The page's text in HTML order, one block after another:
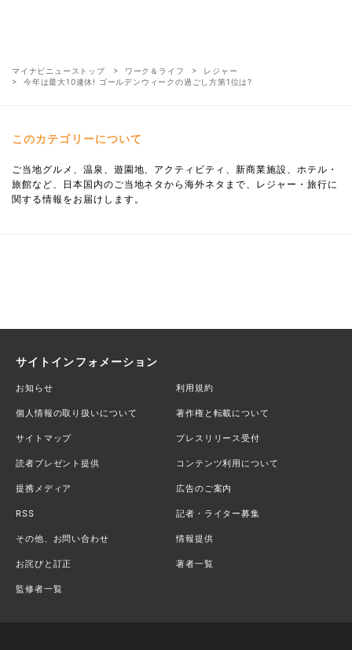
マイナビニューストップ ワーク＆ライフ
レジャー
今年は最大10連休! ゴールデンウィークの過ごし方第1位は?
このカテゴリーについて
ご当地グルメ、温泉、遊園地、アクティビティ、新商業施設、ホテル・
旅館など、日本国内のご当地ネタから海外ネタまで、レジャー・旅行に
関する情報をお届けします。
サイトインフォメーション
お知らせ 利用規約
個人情報の取り扱いについて 著作権と転載について
サイトマップ プレスリリース受付
読者プレゼント提供 コンテンツ利用について
提携メディア 広告のご案内
RSS 記者・ライター募集
その他、お問い合わせ 情報提供
お詫びと訂正 著者一覧
監修者一覧